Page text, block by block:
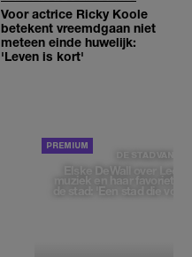
Voor actrice Ricky Koole
betekent vreemdgaan niet
meteen einde huwelijk:
'Leven is kort'
DE STAD VAN
Elske DeWall over
muziek en haar favoriete
de stad: 'Een stad die